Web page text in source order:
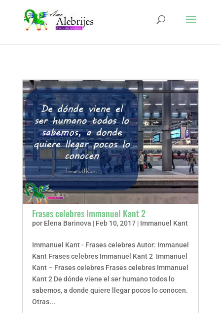
Frases celebres Immanuel Kant 2
por Elena Barinova | Feb 10, 2017| Immanuel Kant
Immanuel Kant - Frases celebres Autor: Immanuel
Kant Frases celebres Immanuel Kant 2 Immanuel
Kant – Frases celebres Frases celebres Immanuel
Kant 2 De dónde viene el ser humano todos lo
sabemos, a donde quiere llegar pocos lo conocen.
Otras...